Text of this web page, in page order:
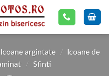
Icoane argintate /
Icoane de
/ Sfinti